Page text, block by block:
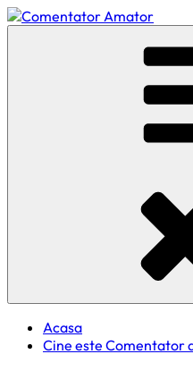
Skip
to
Acasa
Cine este Comentator